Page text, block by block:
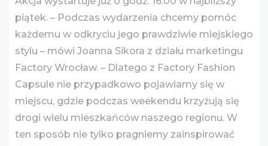
piątek. – Podczas wydarzenia chcemy pomóc
każdemu w odkryciu jego prawdziwie miejskiego
stylu – mówi Joanna Sikora z działu marketingu
Factory Wrocław. – Dlatego z Factory Fashion
Capsule nie przypadkowo pojawiamy się w
miejscu, gdzie podczas weekendu krzyżują się
drogi wielu mieszkańców naszego regionu. W
ten sposób nie tylko pragniemy zainspirować